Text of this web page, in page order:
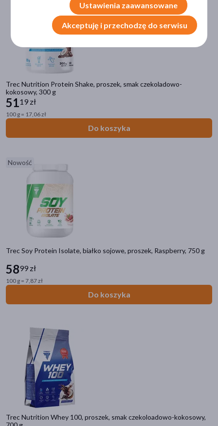
Trec Nutrition Protein Shake, proszek, smak czekoladowo-
kokosowy, 300 g
5119 zł
100 g = 17,06 zł
Do koszyka
Nowość
Trec Soy Protein Isolate, białko sojowe, proszek, Raspberry, 750 g
5899 zł
100 g = 7,87 zł
Do koszyka
Trec Nutrition Whey 100, proszek, smak czekoloadowo-kokosowy,
Część ciała
mięśnie
(8)
stawy(2)
(1)
skóra(1)
pokaż więcej
Odżywka białkowa
(1)
Pora stosowania
na dzień(16)
czekoladowy
kokos(2)
truskawkowy
pokaż więcej
Alergeny
mleko krowie(3)
mleko(3)
Ustawienia zaawansowane
Akceptuję i przechodzę do serwisu